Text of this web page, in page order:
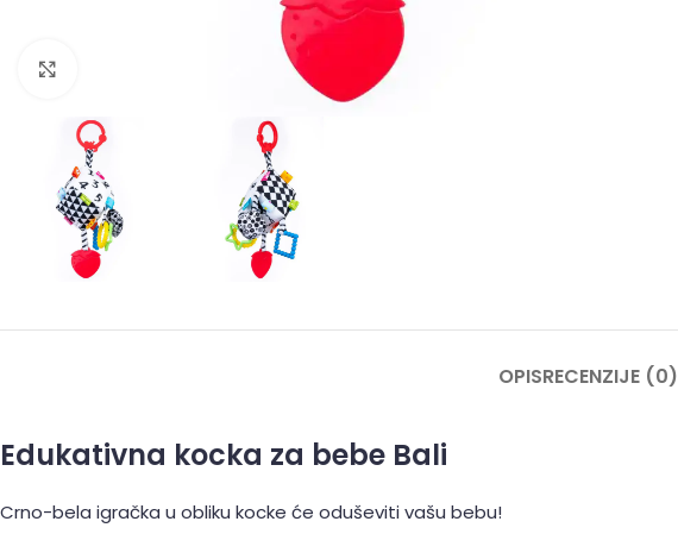
OPISRECENZIJE (0)
Edukativna kocka za bebe Bali
Crno-bela igračka u obliku kocke će oduševiti vašu bebu!